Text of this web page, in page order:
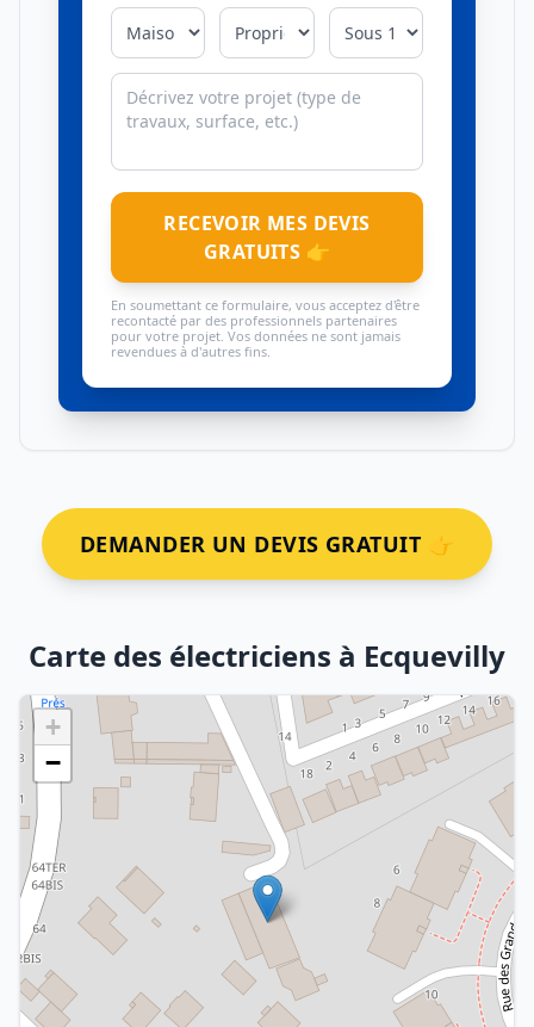
RECEVOIR MES DEVIS
GRATUITS 👉
En soumettant ce formulaire, vous acceptez d'être
recontacté par des professionnels partenaires
pour votre projet. Vos données ne sont jamais
revendues à d'autres fins.
DEMANDER UN DEVIS GRATUIT 👉
Carte des électriciens à Ecquevilly
+
−